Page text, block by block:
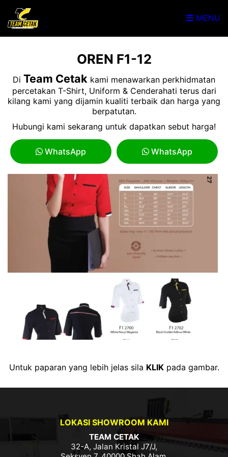
MENU
OREN F1-12
Di Team Cetak kami menawarkan perkhidmatan
percetakan T-Shirt, Uniform & Cenderahati terus dari
kilang kami yang dijamin kualiti terbaik dan harga yang
berpatutan.
Hubungi kami sekarang untuk dapatkan sebut harga!
WhatsApp WhatsApp
Untuk paparan yang lebih jelas sila KLIKpada gambar.
LOKASI SHOWROOM KAMI
TEAM CETAK
32-A, Jalan Kristal J7/J,